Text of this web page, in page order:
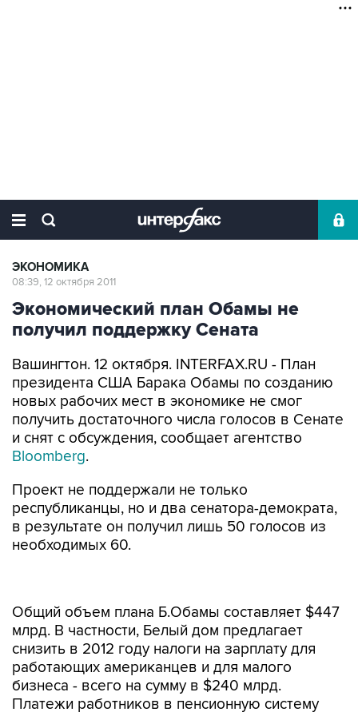
ЭКОНОМИКА
08:39, 12 октября 2011
Экономический план Обамы не
получил поддержку Сената
Вашингтон. 12 октября. INTERFAX.RU - План
президента США Барака Обамы по созданию
новых рабочих мест в экономике не смог
получить достаточного числа голосов в Сенате
и снят с обсуждения, сообщает агентство
Bloomberg.
Проект не поддержали не только
республиканцы, но и два сенатора-демократа,
в результате он получил лишь 50 голосов из
необходимых 60.
снизить в 2012 году налоги на зарплату для
работающих американцев и для малого
бизнеса - всего на сумму в $240 млрд.
Платежи работников в пенсионную систему
Social Security должны были снизиться до 3,1% в
2012 году с льготных 4,2% в этом году.